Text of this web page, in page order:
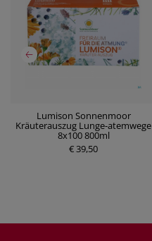
Lumison Sonnenmoor
Kräuterauszug Lunge-atemwege
8x100 800ml
€ 39,50